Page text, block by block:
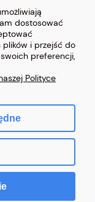
dostosować
i przejść do
preferencji,
Polityce